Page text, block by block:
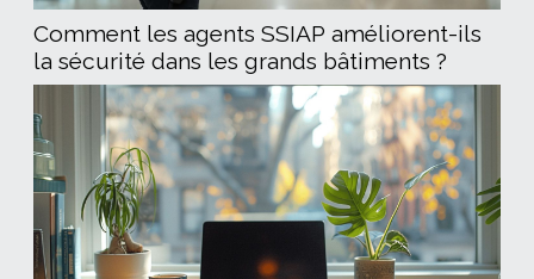
Comment les agents SSIAP améliorent-ils
la sécurité dans les grands bâtiments ?